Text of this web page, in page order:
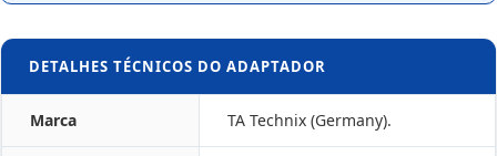
DETALHES TÉCNICOS DO ADAPTADOR
Marca TA Technix (Germany).